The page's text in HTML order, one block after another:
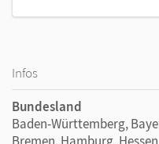
Infos
Bundesland
Baden-Württemberg,